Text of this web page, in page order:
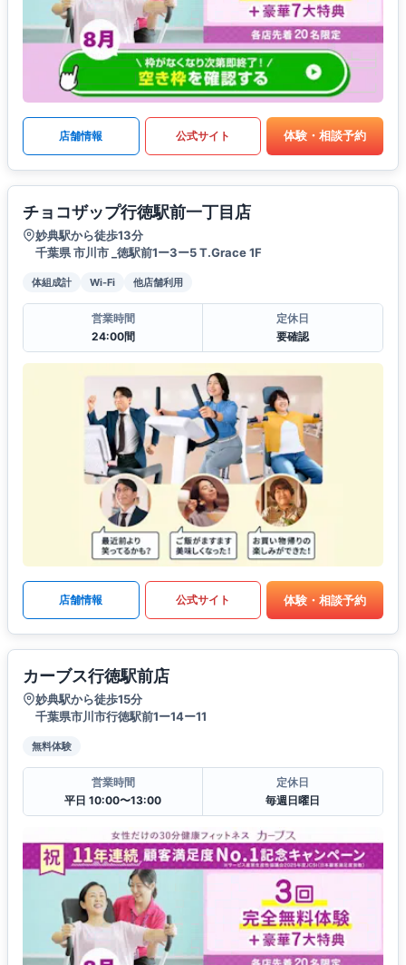
店舗情報 公式サイト 体験・相談予約
チョコザップ行徳駅前一丁目店
妙典駅から徒歩13分
千葉県 市川市 _徳駅前1ー3ー5 T.Grace 1F
体組成計 Wi-Fi 他店舗利用
営業時間
24:00間
定休日
要確認
店舗情報 公式サイト 体験・相談予約
カーブス行徳駅前店
妙典駅から徒歩15分
千葉県市川市行徳駅前1ー14ー11
無料体験
営業時間
平日 10:00〜13:00
定休日
毎週日曜日